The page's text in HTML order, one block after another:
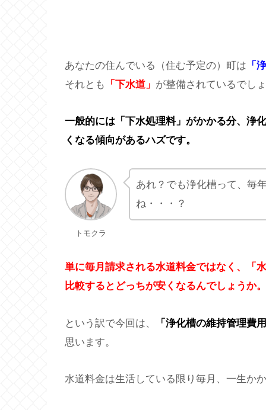
あなたの住んでいる（住む予定の）町は 「
それとも
「下水道」 が整備されているでし
一般的には「下水処理料」がかかる分、浄
くなる傾向があるハズです。
トモクラ
あれ？でも浄化槽って、毎
ね・・・？
単に毎月請求される水道料金ではなく、「
比較するとどっちが安くなるんでしょうか
という訳で今回は、
「浄化槽の維持管理費
思います。
水道料金は生活している限り毎月、一生か